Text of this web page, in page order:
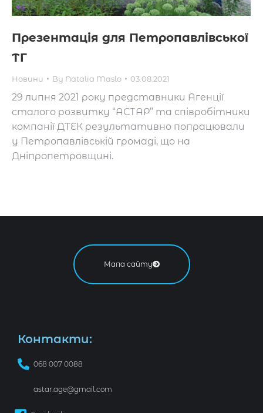
Презентація для Петропавлівської
ТГ
Новини By Natalia Maslo 03.08.2021
29 липня 2021 року представники Агенції
сталого розвитку “АСТАР” та співробітники
компанії ДТЕК результативно попрацювали
у Петропавлівській громаді, що на
Дніпропетровщині.
Мапа сайту
Контакти:
068 007 0088
astar.age@gmail.com